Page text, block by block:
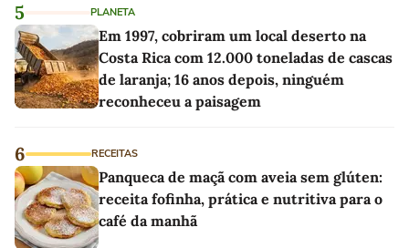
5 PLANETA
Em 1997, cobriram um local deserto na
Costa Rica com 12.000 toneladas de cascas
de laranja; 16 anos depois, ninguém
reconheceu a paisagem
6 RECEITAS
Panqueca de maçã com aveia sem glúten:
receita fofinha, prática e nutritiva para o
café da manhã